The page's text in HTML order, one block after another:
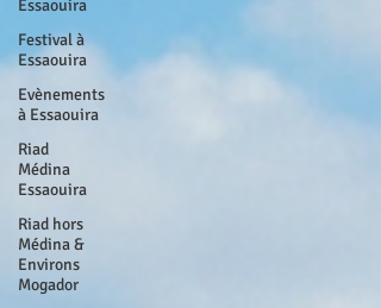
Essaouira
Festival à
Essaouira
Evènements
à Essaouira
Riad
Médina
Essaouira
Riad hors
Médina &
Environs
Mogador